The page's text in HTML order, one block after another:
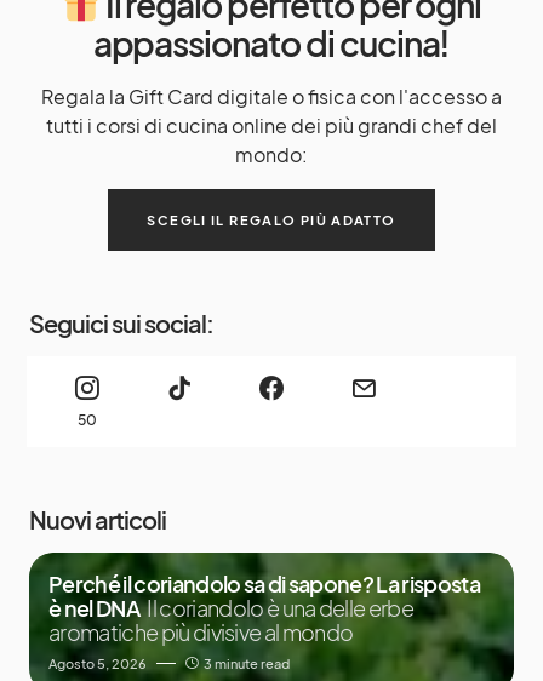
appassionato di cucina!
Regala la Gift Card digitale o fisica con l'accesso a
tutti i corsi di cucina online dei più grandi chef del
mondo:
SCEGLI IL REGALO PIÙ ADATTO
Seguici sui social:
50
Nuovi articoli
Perché il coriandolo sa di sapone? La risposta
è nel DNA Il coriandolo è una delle erbe
aromatiche più divisive al mondo
Agosto 5, 2026 3 minute read